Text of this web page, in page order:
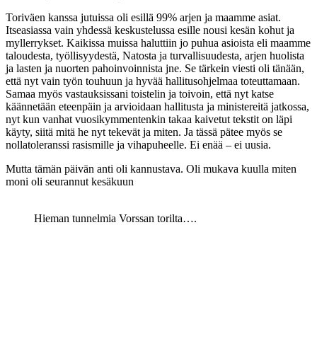
Toriväen kanssa jutuissa oli esillä 99% arjen ja maamme asiat.
Itseasiassa vain yhdessä keskustelussa esille nousi kesän kohut ja
myllerrykset. Kaikissa muissa haluttiin jo puhua asioista eli maamme
taloudesta, työllisyydestä, Natosta ja turvallisuudesta, arjen huolista
ja lasten ja nuorten pahoinvoinnista jne. Se tärkein viesti oli tänään,
että nyt vain työn touhuun ja hyvää hallitusohjelmaa toteuttamaan.
Samaa myös vastauksissani toistelin ja toivoin, että nyt katse
käännetään eteenpäin ja arvioidaan hallitusta ja ministereitä jatkossa,
nyt kun vanhat vuosikymmentenkin takaa kaivetut tekstit on läpi
käyty, siitä mitä he nyt tekevät ja miten. Ja tässä pätee myös se
nollatoleranssi rasismille ja vihapuheelle. Ei enää – ei uusia.
Mutta tämän päivän anti oli kannustava. Oli mukava kuulla miten
moni oli seurannut kesäkuun
Hieman tunnelmia Vorssan torilta….